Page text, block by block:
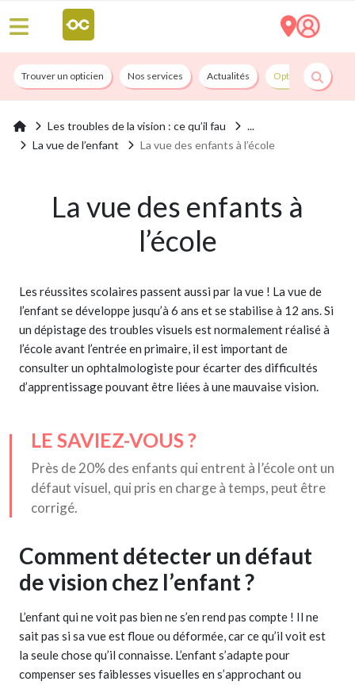
Trouver un opticien Nos services Actualités Opticians By
Les troubles de la vision : ce qu’il fau
La vue de l’enfant
La vue des enfants à l’école
La vue des enfants à
l’école
Les réussites scolaires passent aussi par la vue ! La vue de
l’enfant se développe jusqu’à 6 ans et se stabilise à 12 ans. Si
un dépistage des troubles visuels est normalement réalisé à
l’école avant l’entrée en primaire, il est important de
consulter un ophtalmologiste pour écarter des difficultés
d’apprentissage pouvant être liées à une mauvaise vision.
LE SAVIEZ-VOUS ?
Près de 20% des enfants qui entrent à l’école ont un
défaut visuel, qui pris en charge à temps, peut être
corrigé.
Comment détecter un défaut
de vision chez l’enfant ?
L’enfant qui ne voit pas bien ne s’en rend pas compte ! Il ne
sait pas si sa vue est floue ou déformée, car ce qu’il voit est
la seule chose qu’il connaisse. L’enfant s’adapte pour
compenser ses faiblesses visuelles en s’approchant ou